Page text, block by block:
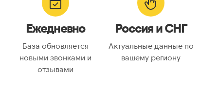
Ежедневно
База обновляется
новыми звонками и
отзывами
Россия и СНГ
Актуальные данные по
вашему региону